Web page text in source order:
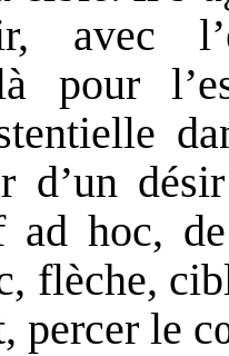
avec
pour
d’un
ad hoc,
flèche,
percer le